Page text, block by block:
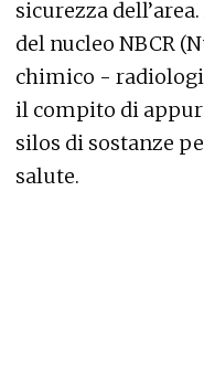
sicurezza
del nucleo NBCR
chimico -
il compito di
silos di sostanze
salute.